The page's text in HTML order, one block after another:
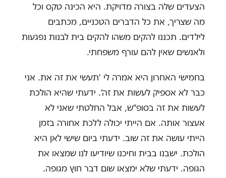
הצעדים שלה בצורה מדויקת. היא הכינה טקס וכל
מה שצריך, את כל הדברים הטכניים, מכתבים
לילדים. תכננו להקים משהו להקים בית לבנות נפגעות
ולאנשים שאין להם עורף משפחתי.
בחמישי האחרון היא אמרה לי 'תעשי את זה את. אני
כבר לא אספיק לעשות את זה'. ידעתי שהיא הולכת
לעשות את זה בסופ"ש, אבל החלטתי שאני לא
אעצור אותה. אם הייתי יכולה ללכת אחורה בזמן
הייתי עושה את זה שוב. ידעתי ביום שישי לאן היא
הולכת. ישבנו בבית וחיכנו שיודיעו לנו שמצאו את
הגופה. ידעתי שלא ימצאו שום דבר חוץ מגופה.